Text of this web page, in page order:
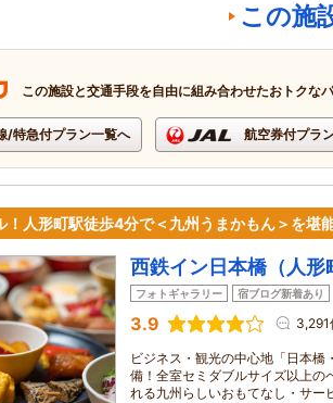
この施
この施設と交通手段を自由に組み合わせたおトクな
/特急付プラン一覧へ 航空券付プラ
！人形町駅徒歩4分で＜九州うまかもん＞を堪
西鉄イン日本橋（人形
フォトギャラリー 宿ブログ新着あり
3.9 3,291
ビジネス・観光の中心地「日本橋
備！全室セミダブルサイズ以上の
れる九州らしいおもてなし・サー